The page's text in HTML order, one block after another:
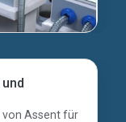
von Assent für